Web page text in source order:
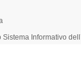
Informativo